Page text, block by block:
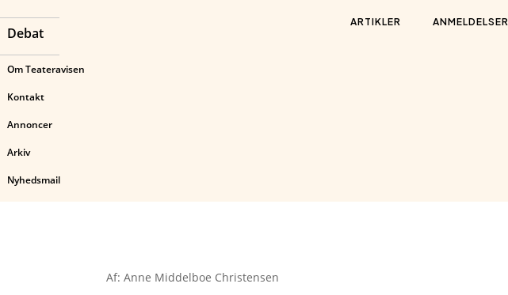
Debat
Om Teateravisen
Kontakt
Annoncer
Arkiv
Nyhedsmail
ARTIKLER ANMELDELSER
Af: Anne Middelboe Christensen